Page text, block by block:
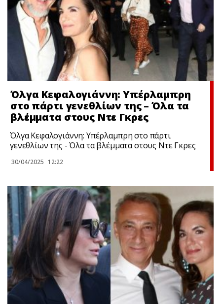
Όλγα Κεφαλογιάννη: Υπέρλαμπρη
στο πάρτι γενεθλίων της – Όλα τα
βλέμματα στους Ντε Γκρες
Όλγα Κεφαλογιάννη: Υπέρλαμπρη στο πάρτι
γενεθλίων της - Όλα τα βλέμματα στους Ντε Γκρες
30/04/2025 12:22